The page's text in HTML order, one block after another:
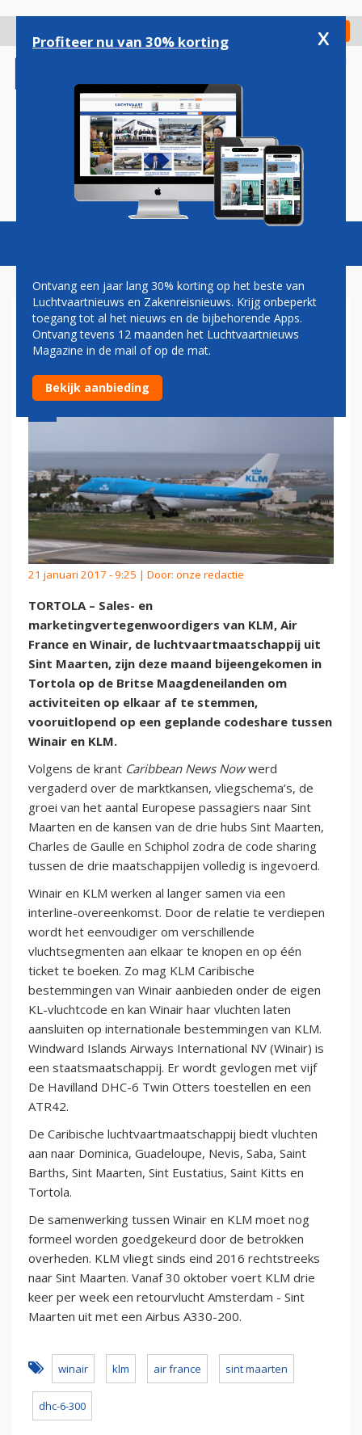
gaan
Check in
Magazine Podcasts Vacatures
SALES MEETING TEAMS
WINAIR, AIR FRANCE EN KLM
21 januari 2017 - 9:25 | Door: onze redactie
TORTOLA – Sales- en
marketingvertegenwoordigers van KLM, Air
France en Winair, de luchtvaartmaatschappij uit
Sint Maarten, zijn deze maand bijeengekomen in
Tortola op de Britse Maagdeneilanden om
activiteiten op elkaar af te stemmen,
vooruitlopend op een geplande codeshare tussen
Winair en KLM.
Volgens de krant Caribbean News Nowwerd
vergaderd over de marktkansen, vliegschema’s, de
groei van het aantal Europese passagiers naar Sint
Maarten en de kansen van de drie hubs Sint Maarten,
Charles de Gaulle en Schiphol zodra de code sharing
tussen de drie maatschappijen volledig is ingevoerd.
Winair en KLM werken al langer samen via een
interline-overeenkomst. Door de relatie te verdiepen
wordt het eenvoudiger om verschillende
vluchtsegmenten aan elkaar te knopen en op één
ticket te boeken. Zo mag KLM Caribische
bestemmingen van Winair aanbieden onder de eigen
KL-vluchtcode en kan Winair haar vluchten laten
aansluiten op internationale bestemmingen van KLM.
Windward Islands Airways International NV (Winair) is
een staatsmaatschappij. Er wordt gevlogen met vijf
De Havilland DHC-6 Twin Otters toestellen en een
ATR42.
De Caribische luchtvaartmaatschappij biedt vluchten
aan naar Dominica, Guadeloupe, Nevis, Saba, Saint
Barths, Sint Maarten, Sint Eustatius, Saint Kitts en
Tortola.
De samenwerking tussen Winair en KLM moet nog
formeel worden goedgekeurd door de betrokken
overheden. KLM vliegt sinds eind 2016 rechtstreeks
naar Sint Maarten. Vanaf 30 oktober voert KLM drie
keer per week een retourvlucht Amsterdam - Sint
Maarten uit met een Airbus A330-200.
winair klm air france sint maarten
dhc-6-300
Profiteer nu van 30% korting x
Ontvang een jaar lang 30% korting op het beste van
Luchtvaartnieuws en Zakenreisnieuws. Krijg onbeperkt
toegang tot al het nieuws en de bijbehorende Apps.
Ontvang tevens 12 maanden het Luchtvaartnieuws
Magazine in de mail of op de mat.
Bekijk aanbieding